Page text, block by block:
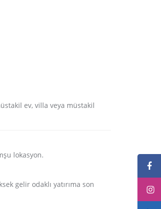
ev, villa veya müstakil
lokasyon.
gelir odaklı yatırıma son